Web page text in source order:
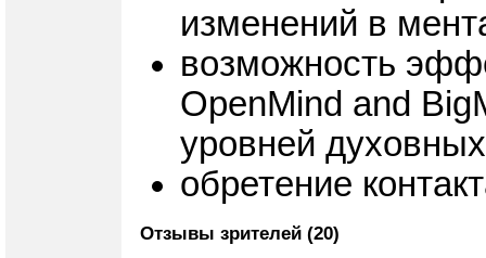
изменений в
возможность
OpenMind and
уровней
обретение
Отзывы зрителей (20)